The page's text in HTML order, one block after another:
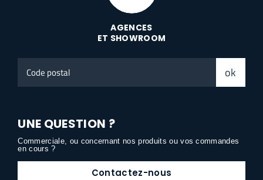
AGENCES
ET SHOWROOM
postal
ok
UNE QUESTION ?
Commerciale, ou concernant nos produits ou vos commandes
en cours ?
Contactez-nous